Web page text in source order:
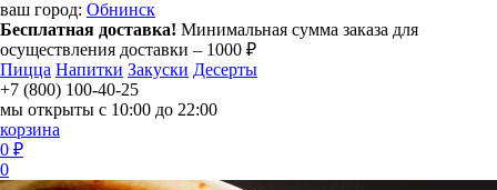
ваш город: Обнинск
Бесплатная доставка! Минимальная сумма заказа для
осуществления доставки – 1000 ₽
Пицца Напитки Закуски Десерты
+7 (800) 100-40-25
мы открыты с 10:00 до 22:00
корзина
0 ₽
0